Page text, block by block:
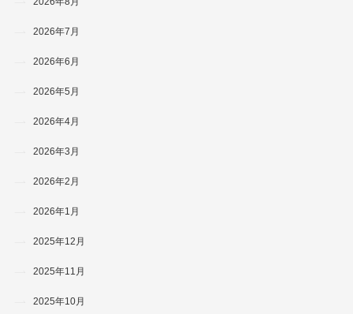
2026年7月
2026年6月
2026年5月
2026年4月
2026年3月
2026年2月
2026年1月
2025年12月
2025年11月
2025年10月